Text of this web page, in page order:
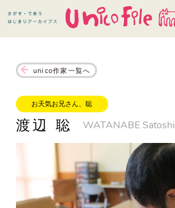
unico作家一覧へ
お天気お兄さん、聡
渡辺 聡 WATANABE Satoshi